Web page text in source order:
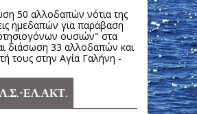
50 αλλοδαπών νότια της
ημεδαπών για παράβαση
ουσιών" στα
διάσωση 33 αλλοδαπών και
τους στην Αγία Γαλήνη -
ΕΛ.ΑΚΤ.